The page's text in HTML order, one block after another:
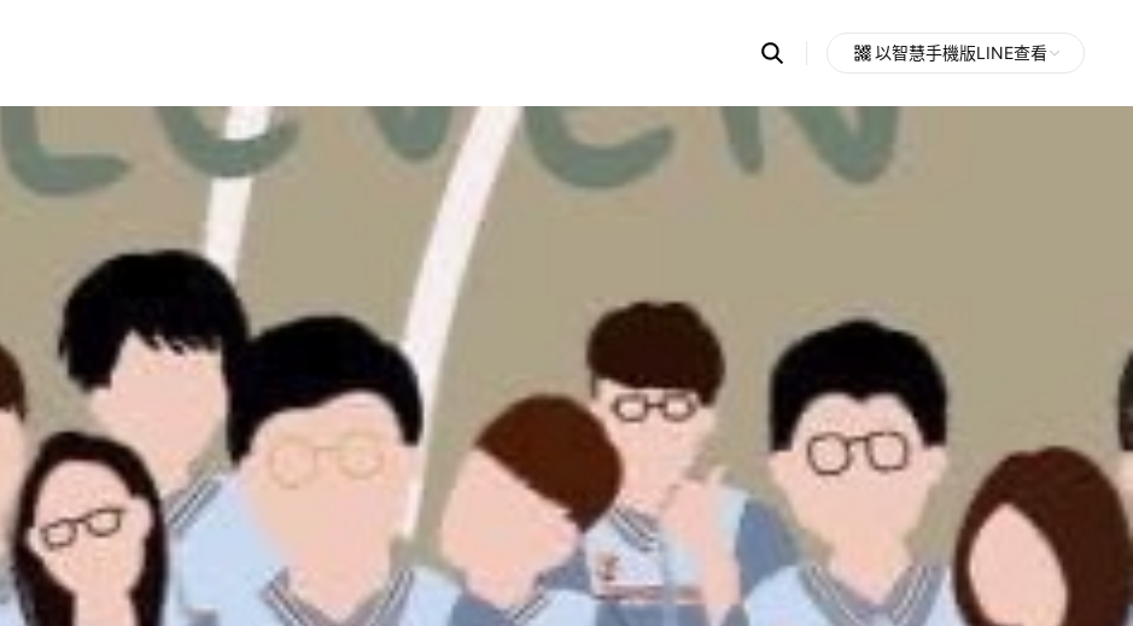
Search
OpenChats
messages
search
area
以智慧手機版LINE查看